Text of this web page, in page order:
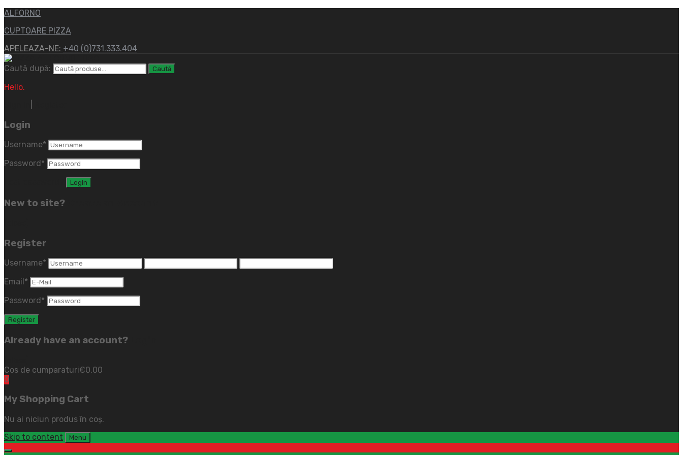
ALFORNO
CUPTOARE PIZZA
APELEAZA-NE: +40 (0)731.333.404
Caută după: Caută
Hello.
Login
Username*
Password *
New to site?
Register
Username*
Email *
Password *
Already have an account?
Cos de cumparaturi€0.00
0
My Shopping Cart
Nu ai niciun produs în coș.
Skip to content
Menu